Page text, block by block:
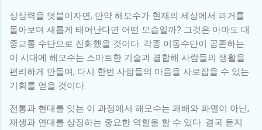
상상력을 덧붙이자면, 만약 해모수가 현재의 세상에서 과거를
돌아보며 새롭게 태어난다면 어떤 모습일까? 그것은 아마도 대
중교통 수단으로 진화했을 것이다. 각종 이동수단이 공존하는
이 시대에 해모수는 스마트한 기술과 결합해 사람들의 생활을
편리하게 만들며, 다시 한번 사람들의 마음을 사로잡을 수 있는
기회를 얻을 것이다.
전통과 현대를 잇는 이 과정에서 해모수는 패배와 파멸이 아닌,
재생과 연대를 상징하는 중요한 역할을 할 수 있다. 결국 듣지